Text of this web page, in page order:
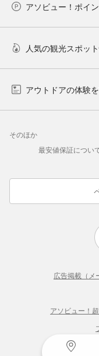
アソビュー！ポイ
人気の観光スポッ
アウトドアの体験
そのほか
最安値保証につい
広告掲載（メ
アソビュー！